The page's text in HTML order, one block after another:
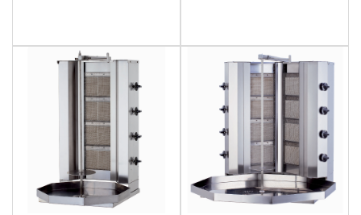
Tepusa Ajustabila
Prevazut Cu Valva De Siguranta Gaz
Echipamentul Nu Este Prevazut Cu
Control Individual Pe Fiecare Arzator
Greutate Echipamente: 27 Kg
*Accesorii Incluse: Aripioare Si Tava
Prevazut Cu Valva De Siguranta Gaz
Echipamentul Nu Este Prevazut Cu
Control Individual Pe Fiecare Arzator
Greutate Echipamente: 32 Kg
*Accesorii Incluse: Aripioare Si Tava